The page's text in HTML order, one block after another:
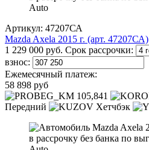
Артикул: 47207СА
Mazda Axela 2015 г. (арт. 47207СА)
1 229 000 руб. Срок рассрочки:
взнос:
Ежемесячный платеж:
58 898 руб
105,841
Передний
Хетчбэк